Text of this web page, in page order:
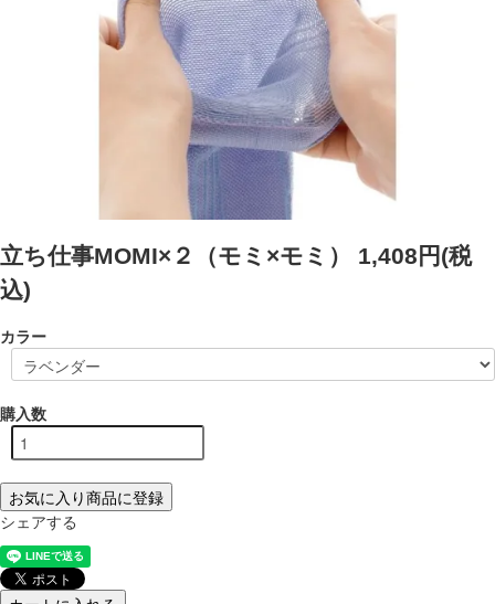
立ち仕事MOMI×２（モミ×モミ）
1,408円(税
込)
カラー
購入数
お気に入り商品に登録
シェアする